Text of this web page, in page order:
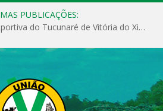
PUBLICAÇÕES:
4º Torneio de Pesca Esportiva do Tucunaré de Vitória do Xingu